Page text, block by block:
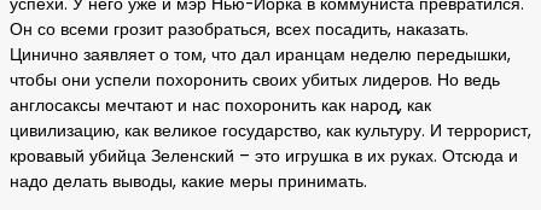
Он со всеми грозит разобраться, всех посадить, наказать.
Цинично заявляет о том, что дал иранцам неделю передышки,
чтобы они успели похоронить своих убитых лидеров. Но ведь
англосаксы мечтают и нас похоронить как народ, как
цивилизацию, как великое государство, как культуру. И террорист,
кровавый убийца Зеленский – это игрушка в их руках. Отсюда и
надо делать выводы, какие меры принимать.